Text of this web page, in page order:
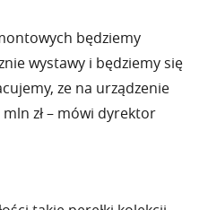
będziemy
wystawy i będziemy się
ze na urządzenie
zł – mówi dyrektor